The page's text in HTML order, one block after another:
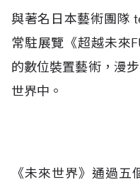
與著名日本藝術團隊
常駐展覽《超越未來
的數位裝置藝術，漫
世界中。
《未來世界》通過